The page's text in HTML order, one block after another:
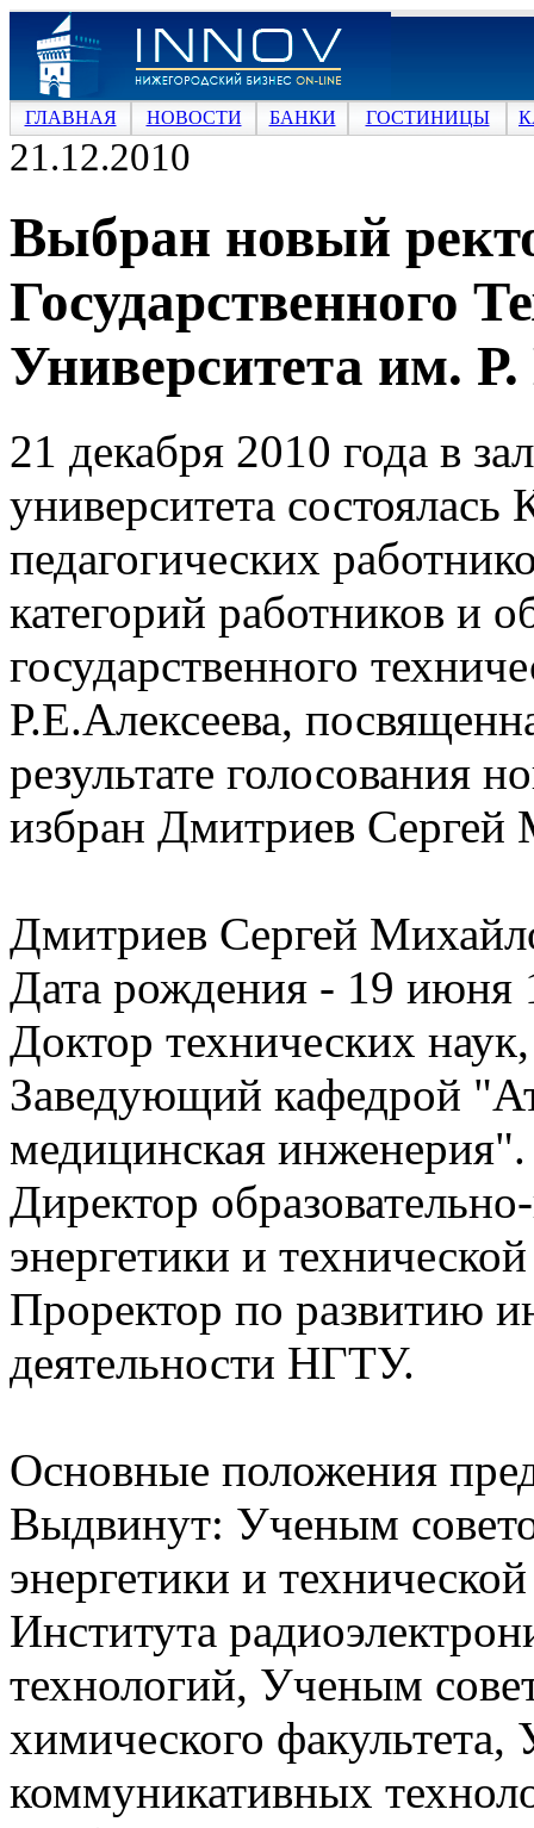
ГЛАВНАЯ НОВОСТИ БАНКИ ГОСТИНИЦЫ
21.12.2010
Выбран новый
Государственного
Университета им.
21 декабря 2010 года в
университета
педагогических
категорий работников и
государственного
Р.Е.Алексеева,
результате
избран Дмитриев Сергей
Дмитриев Сергей
Дата рождения - 19 июня
Доктор технических
Заведующий кафедрой
медицинская инженерия".
Директор
энергетики и
Проректор по развитию
деятельности НГТУ.
Основные положения
Выдвинут: Ученым
энергетики и
Института
технологий, Ученым
химического
коммуникативных